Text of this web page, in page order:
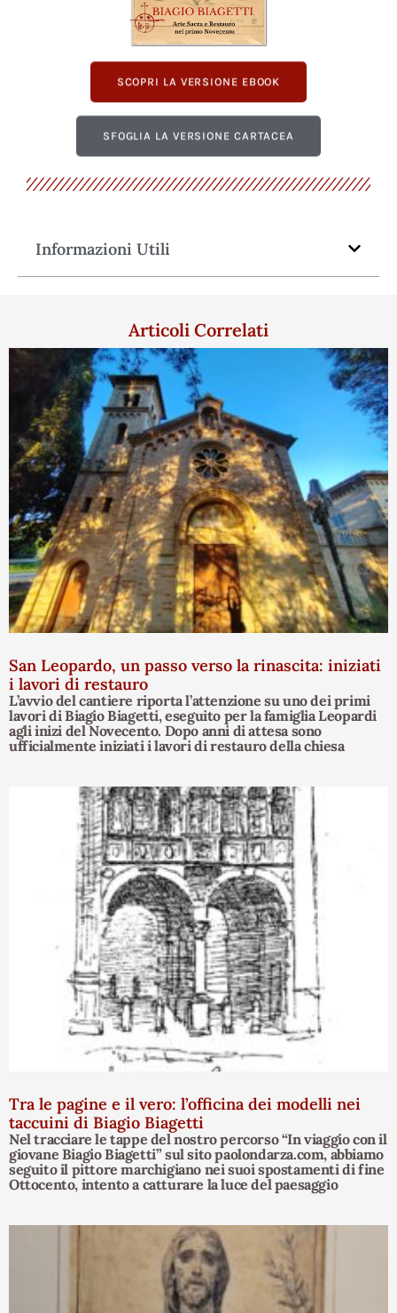
SCOPRI LA VERSIONE EBOOK
SFOGLIA LA VERSIONE CARTACEA
Informazioni Utili
Articoli Correlati
San Leopardo, un passo verso la rinascita: iniziati
i lavori di restauro
L’avvio del cantiere riporta l’attenzione su uno dei primi
lavori di Biagio Biagetti, eseguito per la famiglia Leopardi
agli inizi del Novecento. Dopo anni di attesa sono
ufficialmente iniziati i lavori di restauro della chiesa
Tra le pagine e il vero: l’officina dei modelli nei
taccuini di Biagio Biagetti
Nel tracciare le tappe del nostro percorso “In viaggio con il
giovane Biagio Biagetti” sul sito paolondarza.com, abbiamo
seguito il pittore marchigiano nei suoi spostamenti di fine
Ottocento, intento a catturare la luce del paesaggio